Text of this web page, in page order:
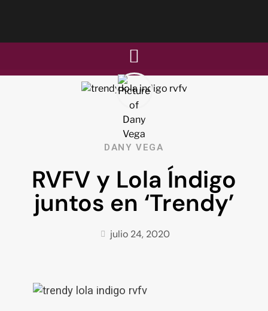
DANY VEGA
RVFV y Lola Índigo
juntos en ‘Trendy’
julio 24, 2020